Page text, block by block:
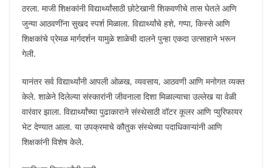
ठरला. माजी शिक्षकांनी विद्यार्थ्यांसाठी छोटेखानी शिकवणीचे तास घेतले आणि
जुन्या आठवणींना सुखद स्पर्श मिळाला. विद्यार्थ्यांचे हशे, गप्पा, किस्से आणि
शिक्षकांचे प्रेमळ मार्गदर्शन यामुळे शाळेची दालने पुन्हा एकदा उत्साहाने भरून
गेली.
यानंतर सर्व विद्यार्थ्यांनी आपली ओळख, व्यवसाय, आठवणी आणि मनोगत व्यक्त
केले. शाळेने दिलेल्या संस्कारांनी जीवनाला दिशा मिळाल्याचा उल्लेख या वेळी
वारंवार झाला. विद्यार्थ्यांच्या पुढाकाराने संस्थेसाठी वॉटर कूलर आणि प्युरिफायर
भेट देण्यात आला. या उपक्रमाचे कौतुक संस्थेच्या पदाधिकाऱ्यांनी आणि
शिक्षकांनी विशेष केले.